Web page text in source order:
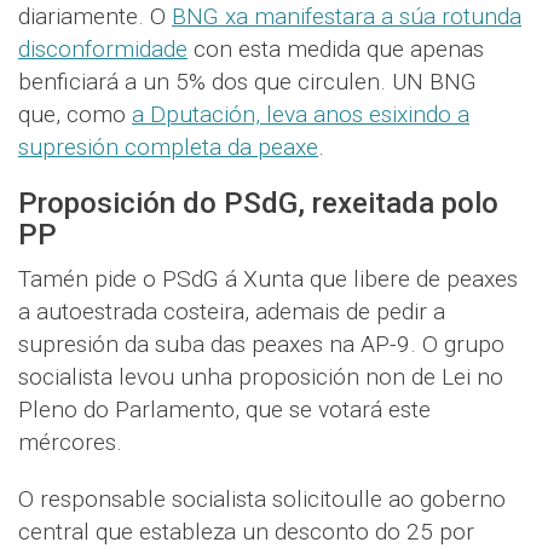
diariamente. O BNG xa manifestara a súa rotunda
disconformidade con esta medida que apenas
benficiará a un 5% dos que circulen. UN BNG
que, como a Dputación, leva anos esixindo a
supresión completa da peaxe.
Proposición do PSdG, rexeitada polo
PP
Tamén pide o PSdG á Xunta que libere de peaxes
a autoestrada costeira, ademais de pedir a
supresión da suba das peaxes na AP-9. O grupo
socialista levou unha proposición non de Lei no
Pleno do Parlamento, que se votará este
mércores.
O responsable socialista solicitoulle ao goberno
central que estableza un desconto do 25 por